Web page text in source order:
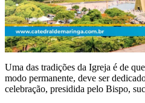
Uma das tradições da Igreja é de
modo permanente, deve ser
celebração, presidida pelo Bispo,